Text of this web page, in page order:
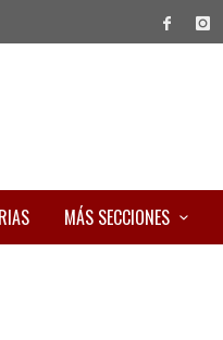
MÁS SECCIONES